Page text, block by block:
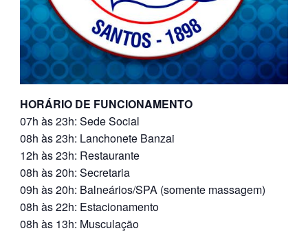
HORÁRIO DE FUNCIONAMENTO
07h às 23h: Sede Social
08h às 23h: Lanchonete Banzai
12h às 23h: Restaurante
08h às 20h: Secretaria
09h às 20h: Balneários/SPA (somente massagem)
08h às 22h: Estacionamento
08h às 13h: Musculação